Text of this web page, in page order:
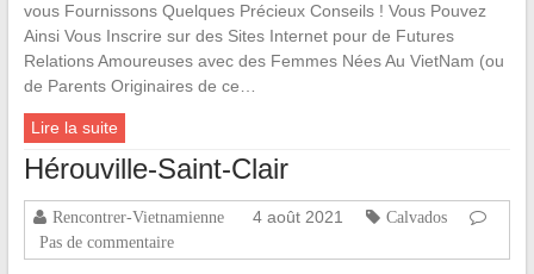
vous Fournissons Quelques Précieux Conseils ! Vous Pouvez
Ainsi Vous Inscrire sur des Sites Internet pour de Futures
Relations Amoureuses avec des Femmes Nées Au VietNam (ou
de Parents Originaires de ce…
Lire la suite
Hérouville-Saint-Clair
Rencontrer-Vietnamienne 4 août 2021
Calvados
Pas de commentaire